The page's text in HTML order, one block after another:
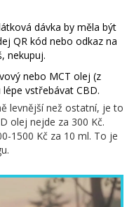
dávka by měla být
QR kód nebo odkaz na
nekupuj.
nebo MCT olej (z
vstřebávat CBD.
levnější než ostatní, je to
olej nejde za 300 Kč.
1500 Kč za 10 ml. To je